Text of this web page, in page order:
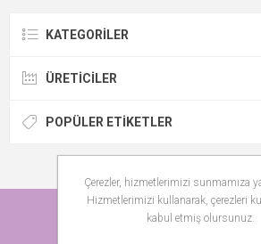
KATEGORILER
ÜRETICILER
POPÜLER ETIKETLER
HABER BÜLTENI
Çerezler, hizmetlerimizi sunmamıza
Hizmetlerimizi kullanarak, çerezleri
kabul etmiş olursunuz.